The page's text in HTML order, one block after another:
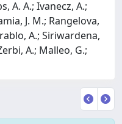
A. A.; Ivanecz, A.;
J. M.; Rangelova,
A.; Siriwardena,
A.; Malleo, G.;